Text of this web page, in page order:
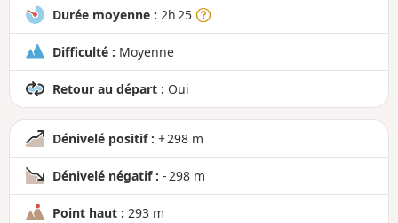
Durée moyenne : 2h 25
Difficulté : Moyenne
Retour au départ : Oui
Dénivelé positif : + 298 m
Dénivelé négatif : - 298 m
Point haut : 293 m